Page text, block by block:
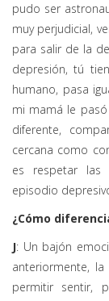
pudo ser
muy perjudicial,
para salir de la
depresión, tú
humano, pasa
mi mamá le
diferente,
cercana como
es respetar las
episodio
¿Cómo
J: Un bajón
anteriormente,
permitir sentir,